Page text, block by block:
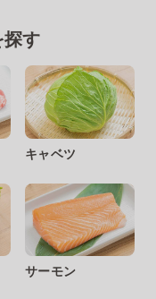
探す
キャベツ
サーモン